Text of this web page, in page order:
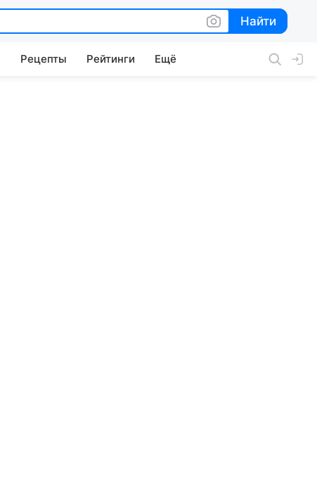
Найти
Найти
Рецепты Рейтинги Ещё